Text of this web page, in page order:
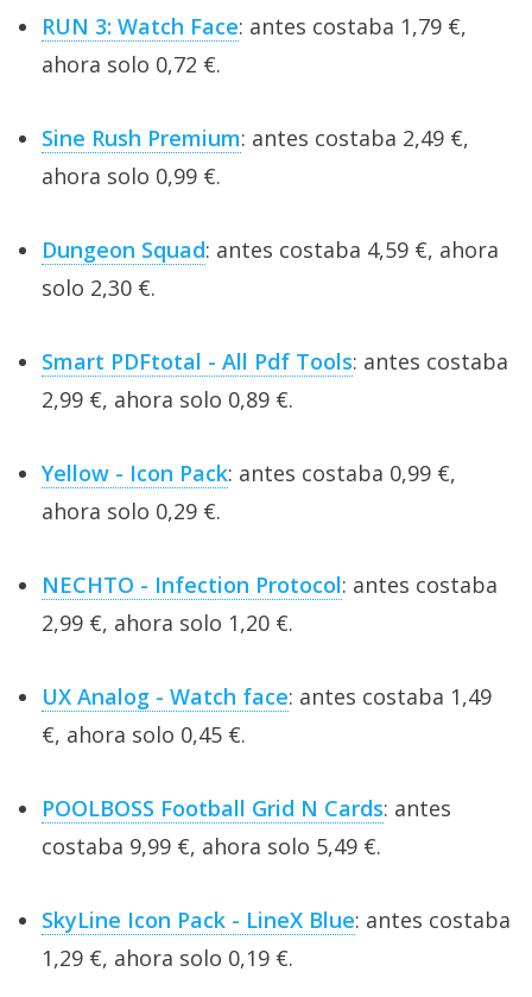
RUN 3: Watch Face: antes costaba 1,79 €,
ahora solo 0,72 €.
Sine Rush Premium: antes costaba 2,49 €,
ahora solo 0,99 €.
Dungeon Squad: antes costaba 4,59 €, ahora
solo 2,30 €.
Smart PDFtotal - All Pdf Tools: antes costaba
2,99 €, ahora solo 0,89 €.
Yellow - Icon Pack: antes costaba 0,99 €,
ahora solo 0,29 €.
NECHTO - Infection Protocol: antes costaba
2,99 €, ahora solo 1,20 €.
UX Analog - Watch face: antes costaba 1,49
€, ahora solo 0,45 €.
POOLBOSS Football Grid N Cards: antes
costaba 9,99 €, ahora solo 5,49 €.
SkyLine Icon Pack - LineX Blue: antes costaba
1,29 €, ahora solo 0,19 €.